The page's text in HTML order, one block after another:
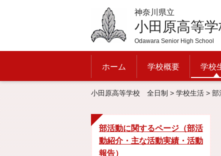
神奈川県立
小田原高等
Odawara Senior High School
ホーム 学校概要 学校
小田原高等学校 全日制>学校生活>部
部活動に関するページ（部活
動紹介・主な活動実績・活動
報告）